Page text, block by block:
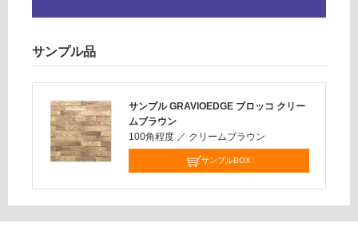
サンプル品
サンプル GRAVIOEDGE ブロッコ クリー
ムブラウン
100角程度 ／ クリームブラウン
サンプルBOX